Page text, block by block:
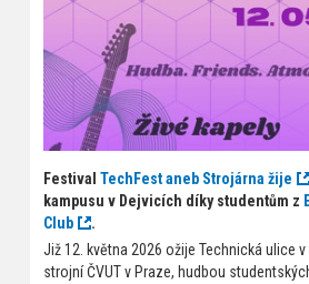
Festival TechFest aneb Strojárna žije
kampusu v Dejvicích díky studentům z
Club
.
Již 12. května 2026 ožije Technická ulice
strojní ČVUT v Praze, hudbou